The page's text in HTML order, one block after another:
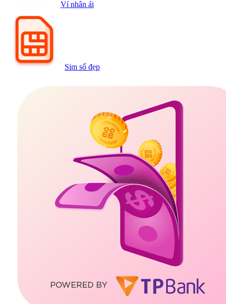
Ví nhân ái
Sim số đẹp